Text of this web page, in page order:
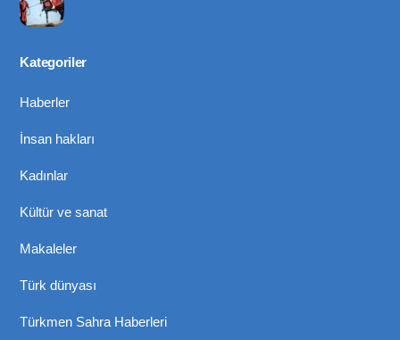
Kategoriler
Haberler
İnsan hakları
Kadınlar
Kültür ve sanat
Makaleler
Türk dünyası
Türkmen Sahra Haberleri